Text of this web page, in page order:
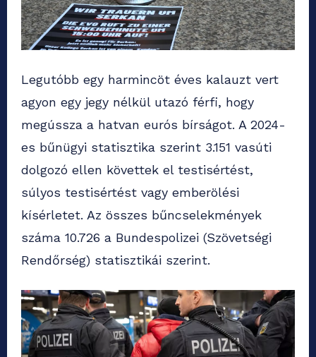
Legutóbb egy harmincöt éves kalauzt vert
agyon egy jegy nélkül utazó férfi, hogy
megússza a hatvan eurós bírságot. A 2024-
es bűnügyi statisztika szerint 3.151 vasúti
dolgozó ellen követtek el testisértést,
súlyos testisértést vagy emberölési
kísérletet. Az összes bűncselekmények
száma 10.726 a Bundespolizei (Szövetségi
Rendőrség) statisztikái szerint.